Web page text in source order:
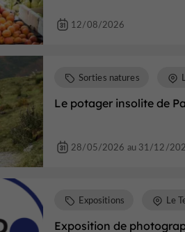
12/08/2026
Le potager insolite de
Sorties natures
28/05/2026 au 31/12/
Exposition de
Expositions Le